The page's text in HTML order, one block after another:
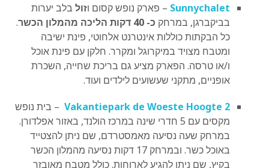
Sunnychalet – פארק נופש קסום וזול בלב יערות
בביקברגן, במרחק כ- 40 דקות הליכה מהמלון הכשר
.
כל הבקתות כוללות אינטרנט אלחוטי, פינת ישיבה
ומטבח מצויד במיקרוגל ומקרר. חלקן עם פינת אוכל
ו/או טרסה. הפארק מציע גם בריכת שחייה, השכרת
אופניים, מתקני שעשועים לילדים ועוד.
Vakantiepark de Woeste Hoogte 2 – בית נופש
מקסים עם 5 חדרי שינה במרכז הולנד, באזור אפלדורן.
במרחק שעה נסיעה מאמסטרדם, שם ניתן להצטייד
באוכל כשר. ובמרחק 17 דקות נסיעה מהמלון הכשר
בקיץ, שם ניתן להגיע לארוחות. כולל מטבח מאובזר